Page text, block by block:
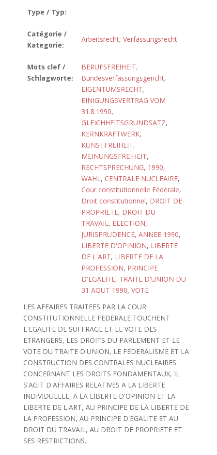
Type / Typ:
Catégorie /
Kategorie:
Arbeitsrecht, Verfassungsrecht
Mots clef /
Schlagworte:
BERUFSFREIHEIT,
Bundesverfassungsgericht,
EIGENTUMSRECHT,
EINIGUNGSVERTRAG VOM
31.8.1990,
GLEICHHEITSGRUNDSATZ,
KERNKRAFTWERK,
KUNSTFREIHEIT,
MEINUNGSFREIHEIT,
RECHTSPRECHUNG, 1990,
WAHL, CENTRALE NUCLEAIRE,
Cour constitutionnelle Fédérale,
Droit constitutionnel, DROIT DE
PROPRIETE, DROIT DU
TRAVAIL, ELECTION,
JURISPRUDENCE, ANNEE 1990,
LIBERTE D'OPINION, LIBERTE
DE L'ART, LIBERTE DE LA
PROFESSION, PRINCIPE
D'EGALITE, TRAITE D'UNION DU
31 AOUT 1990, VOTE
LES AFFAIRES TRAITEES PAR LA COUR
CONSTITUTIONNELLE FEDERALE TOUCHENT
L'EGALITE DE SUFFRAGE ET LE VOTE DES
ETRANGERS, LES DROITS DU PARLEMENT ET LE
VOTE DU TRAITE D'UNION, LE FEDERALISME ET LA
CONSTRUCTION DES CONTRALES NUCLEAIRES.
CONCERNANT LES DROITS FONDAMENTAUX, IL
S'AGIT D'AFFAIRES RELATIVES A LA LIBERTE
INDIVIDUELLE, A LA LIBERTE D'OPINION ET LA
LIBERTE DE L'ART, AU PRINCIPE DE LA LIBERTE DE
LA PROFESSION, AU PRINCIPE D'EGALITE ET AU
DROIT DU TRAVAIL, AU DROIT DE PROPRIETE ET
SES RESTRICTIONS.